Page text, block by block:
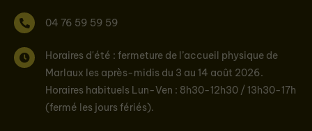
04 76 59 59 59
Horaires d'été : fermeture de l’accueil physique de
Marlaux les après-midis du 3 au 14 août 2026.
Horaires habituels Lun-Ven : 8h30-12h30 / 13h30-17h
(fermé les jours fériés).